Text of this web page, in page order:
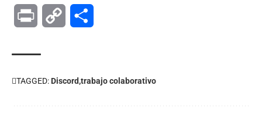
Print Copy
TAGGED: Discord trabajo colaborativo